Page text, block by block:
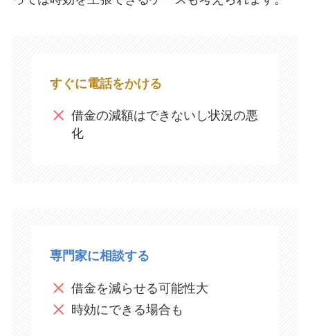
すぐに電話をかける
借金の減額はできないし状況の悪
化​
専門家に相談する
借金を減らせる可能性大
時効にできる場合も